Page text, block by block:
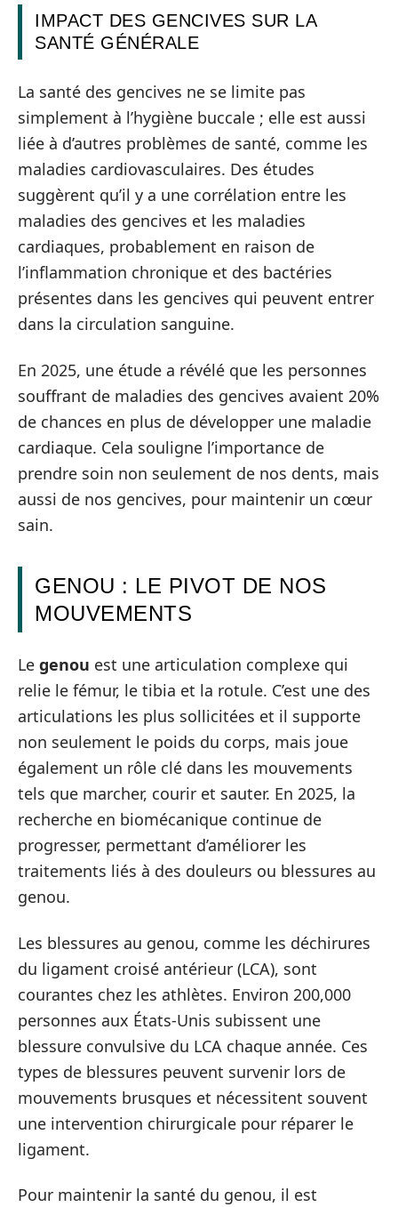
IMPACT DES GENCIVES SUR LA
SANTÉ GÉNÉRALE
La santé des gencives ne se limite pas
simplement à l’hygiène buccale ; elle est aussi
liée à d’autres problèmes de santé, comme les
maladies cardiovasculaires. Des études
suggèrent qu’il y a une corrélation entre les
maladies des gencives et les maladies
cardiaques, probablement en raison de
l’inflammation chronique et des bactéries
présentes dans les gencives qui peuvent entrer
dans la circulation sanguine.
En 2025, une étude a révélé que les personnes
souffrant de maladies des gencives avaient 20%
de chances en plus de développer une maladie
cardiaque. Cela souligne l’importance de
prendre soin non seulement de nos dents, mais
aussi de nos gencives, pour maintenir un cœur
sain.
GENOU : LE PIVOT DE NOS
MOUVEMENTS
Le genou est une articulation complexe qui
relie le fémur, le tibia et la rotule. C’est une des
articulations les plus sollicitées et il supporte
non seulement le poids du corps, mais joue
également un rôle clé dans les mouvements
tels que marcher, courir et sauter. En 2025, la
recherche en biomécanique continue de
progresser, permettant d’améliorer les
traitements liés à des douleurs ou blessures au
genou.
Les blessures au genou, comme les déchirures
du ligament croisé antérieur (LCA), sont
courantes chez les athlètes. Environ 200,000
personnes aux États-Unis subissent une
blessure convulsive du LCA chaque année. Ces
types de blessures peuvent survenir lors de
mouvements brusques et nécessitent souvent
une intervention chirurgicale pour réparer le
ligament.
Pour maintenir la santé du genou, il est